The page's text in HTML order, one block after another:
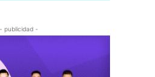
- publicidad -